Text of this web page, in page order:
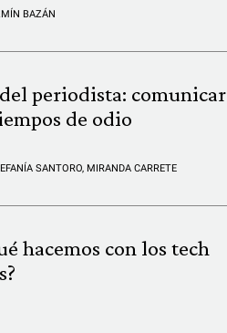
BAZÁN
periodista: comunicar
de odio
SANTORO, MIRANDA CARRETE
hacemos con los tech